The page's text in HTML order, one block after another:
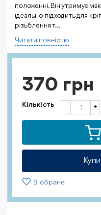
положенні. Він утримує
ідеально підходить для
різьблення т...
Читати повнiстю
370 грн
Кількість +
-
В обране